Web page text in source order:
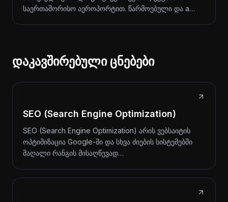
საერთაშორისო აეროპორტით. წარმოებული და a…
დაკავშირებული ცნებები
SEO (Search Engine Optimization)
SEO (Search Engine Optimization) არის ვებსაიტის
ოპტიმიზაცია Google-ში და სხვა ძიების სისტემებში
მაღალი რანგის მისაღწევად…